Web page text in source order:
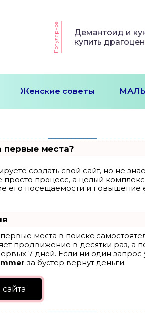
Популярное
Демантоид и
купить
Женские советы
первые места?
создать свой сайт, но не
просто процесс, а целый
его посещаемости и повышение
места в поиске
продвижение в десятки раз, а
7 дней. Если ни один запрос
за бустер вернут деньги.